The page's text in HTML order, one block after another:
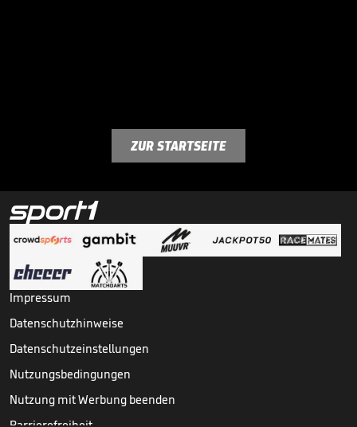
ZUR STARTSEITE
Impressum
Datenschutzhinweise
Datenschutzeinstellungen
Nutzungsbedingungen
Nutzung mit Werbung beenden